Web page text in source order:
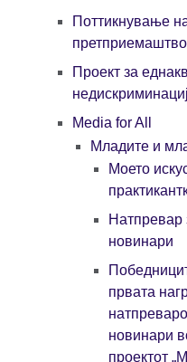
Поттикнување
Проект за
Media for All
Младите и
Моето
Натпревар
новинари
првата
новинари
проектот